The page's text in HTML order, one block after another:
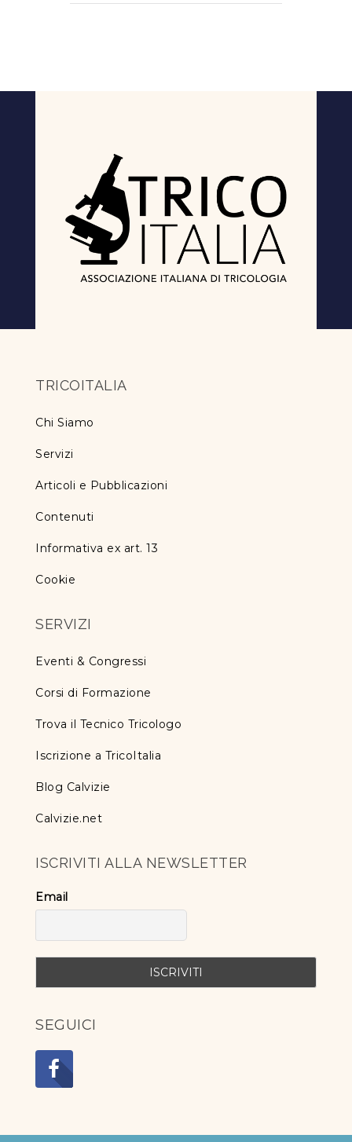
TRICOITALIA
Chi Siamo
Servizi
Articoli e Pubblicazioni
Contenuti
Informativa ex art. 13
Cookie
SERVIZI
Eventi & Congressi
Corsi di Formazione
Trova il Tecnico Tricologo
Iscrizione a TricoItalia
Blog Calvizie
Calvizie.net
ISCRIVITI ALLA NEWSLETTER
Email
SEGUICI